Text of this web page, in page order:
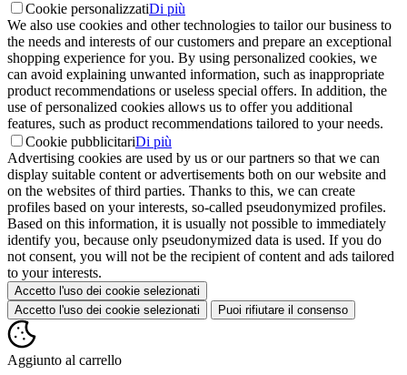
Cookie personalizzatiDi più
We also use cookies and other technologies to tailor our business to
the needs and interests of our customers and prepare an exceptional
shopping experience for you. By using personalized cookies, we
can avoid explaining unwanted information, such as inappropriate
product recommendations or useless special offers. In addition, the
use of personalized cookies allows us to offer you additional
features, such as product recommendations tailored to your needs.
Cookie pubblicitariDi più
Advertising cookies are used by us or our partners so that we can
display suitable content or advertisements both on our website and
on the websites of third parties. Thanks to this, we can create
profiles based on your interests, so-called pseudonymized profiles.
Based on this information, it is usually not possible to immediately
identify you, because only pseudonymized data is used. If you do
not consent, you will not be the recipient of content and ads tailored
to your interests.
Accetto l'uso dei cookie selezionati
Accetto l'uso dei cookie selezionati
Puoi rifiutare il consenso
Aggiunto al carrello